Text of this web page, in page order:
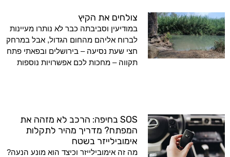
צולחים את הקיץ
במודיעין וסביבתה כבר לא נותרו מעיינות
לברוח אליהם מהחום הגדול, אבל במרחק
חצי שעת נסיעה – בירושלים ובפאתי פתח
תקווה – מחכות לכם אפשרויות נוספות
SOS בחיפה: הרכב לא מזהה את
המפתח? מדריך מהיר לתקלות
אימובילייזר בשטח
מה זה אימובילייזר וכיצד הוא מונע הנעה?